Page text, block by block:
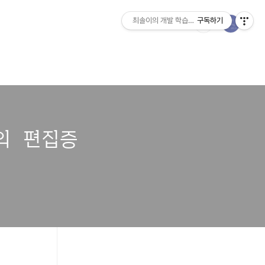
편집증
최솔이의 개발 학습일지구독하기